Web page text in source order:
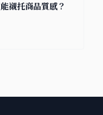
襯托商品質感？